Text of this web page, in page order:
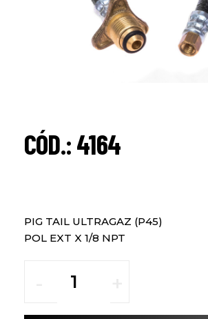
CÓD.: 4164
PIG TAIL ULTRAGAZ (P45)
POL EXT X 1/8 NPT